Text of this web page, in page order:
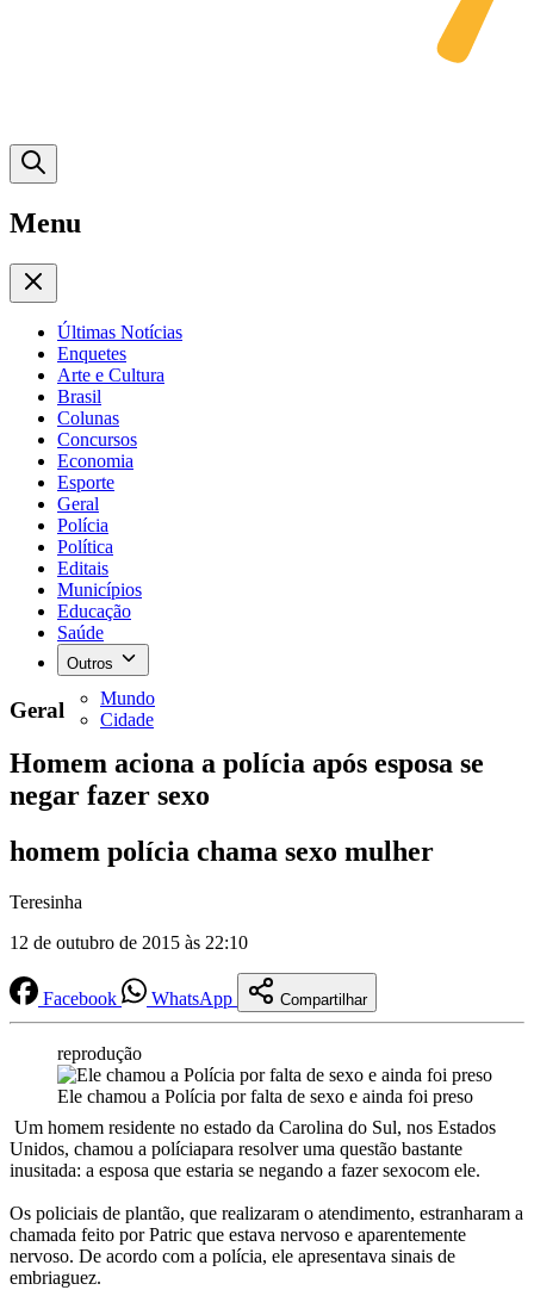
Menu
Últimas Notícias
Enquetes
Arte e Cultura
Brasil
Colunas
Concursos
Economia
Esporte
Geral
Polícia
Política
Editais
Municípios
Educação
Saúde
Outros
Mundo
Cidade
Geral
Homem aciona a polícia após esposa se
negar fazer sexo
homem polícia chama sexo mulher
Teresinha
12 de outubro de 2015 às 22:10
Facebook WhatsApp Compartilhar
reprodução
Ele chamou a Polícia por falta de sexo e ainda foi preso
Um homem residente no estado da Carolina do Sul, nos Estados
Unidos, chamou a políciapara resolver uma questão bastante
inusitada: a esposa que estaria se negando a fazer sexocom ele.
Os policiais de plantão, que realizaram o atendimento, estranharam a
chamada feito por Patric que estava nervoso e aparentemente
nervoso. De acordo com a polícia, ele apresentava sinais de
embriaguez.